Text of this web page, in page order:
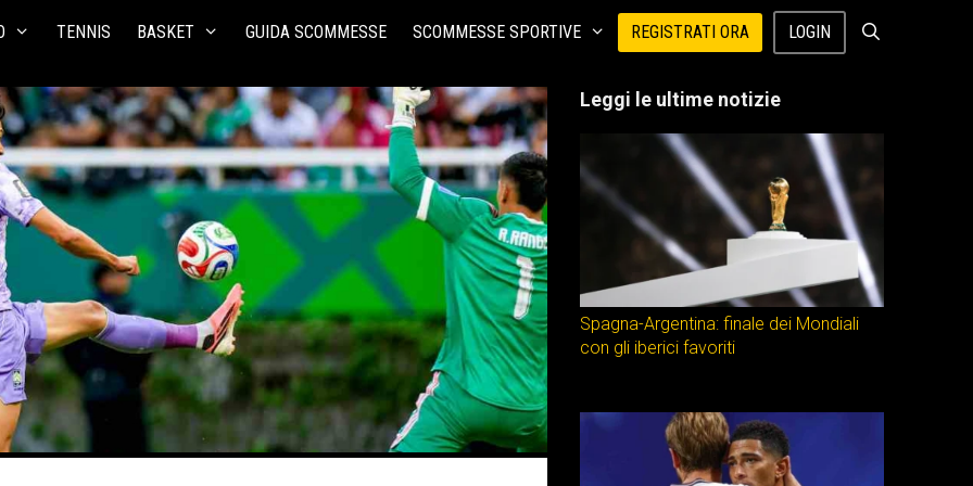
TENNIS BASKET GUIDA SCOMMESSE SCOMMESSE SPORTIVE REGISTRATI ORA LOGIN
Leggi le ultime notizie
Spagna-Argentina: finale dei Mondiali
con gli iberici favoriti